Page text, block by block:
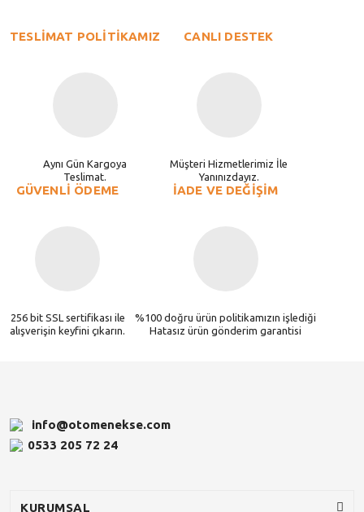
TESLİMAT POLİTİKAMIZ
Aynı Gün Kargoya
Teslimat.
CANLI DESTEK
Müşteri Hizmetlerimiz İle
Yanınızdayız.
GÜVENLİ ÖDEME
256 bit SSL sertifikası ile
alışverişin keyfini çıkarın.
İADE VE DEĞİŞİM
%100 doğru ürün politikamızın işlediği
Hatasız ürün gönderim garantisi
info@otomenekse.com
0533 205 72 24
KURUMSAL